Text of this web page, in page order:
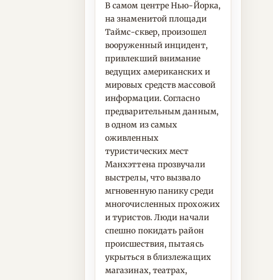
В самом центре Нью-Йорка,
на знаменитой площади
Таймс-сквер, произошел
вооруженный инцидент,
привлекший внимание
ведущих американских и
мировых средств массовой
информации. Согласно
предварительным данным,
в одном из самых
оживленных
туристических мест
Манхэттена прозвучали
выстрелы, что вызвало
мгновенную панику среди
многочисленных прохожих
и туристов. Люди начали
спешно покидать район
происшествия, пытаясь
укрыться в близлежащих
магазинах, театрах,